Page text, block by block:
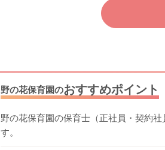
野の花保育園のおすすめポイント
野の花保育園の保育士（正社員・契約
す。